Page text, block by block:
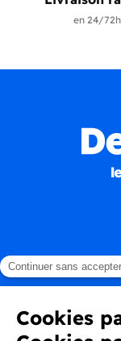
en 24/72h
En savoir plus